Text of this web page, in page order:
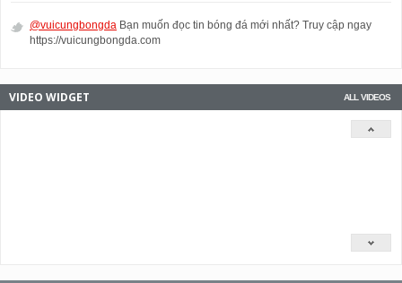
@vuicungbongda Bạn muốn đọc tin bóng đá mới nhất? Truy cập ngay
https://vuicungbongda.com
ALL VIDEOS
VIDEO WIDGET